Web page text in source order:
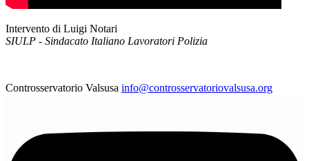
Intervento di Luigi Notari
SIULP - Sindacato Italiano Lavoratori Polizia
Controsservatorio Valsusa info@controsservatoriovalsusa.org